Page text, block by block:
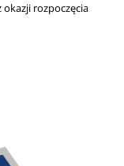
rozpoczęcia